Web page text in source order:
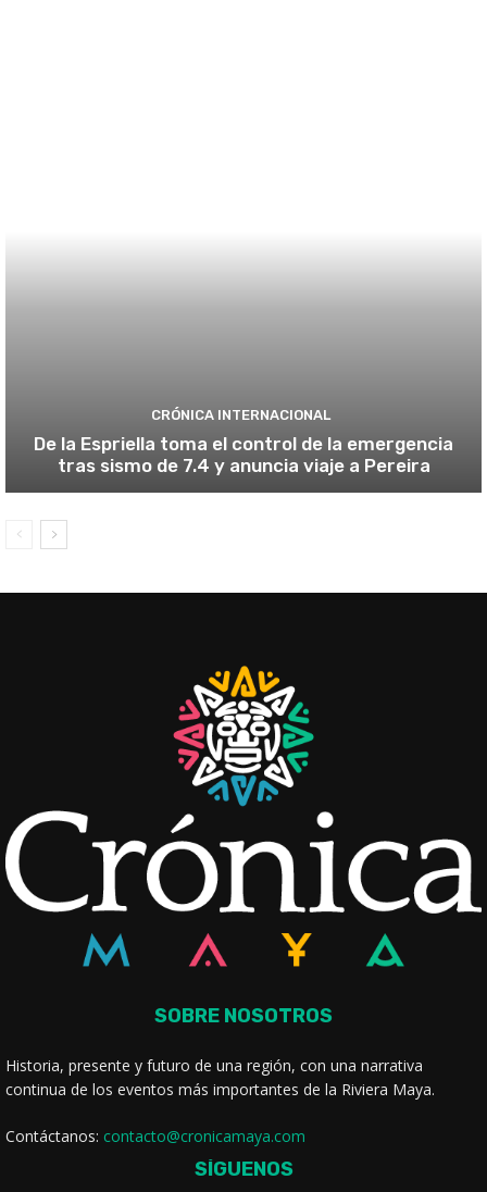
CRÓNICA INTERNACIONAL
De la Espriella toma el control de la emergencia
tras sismo de 7.4 y anuncia viaje a Pereira
SOBRE NOSOTROS
Historia, presente y futuro de una región, con una narrativa
continua de los eventos más importantes de la Riviera Maya.
Contáctanos: contacto@cronicamaya.com
SÍGUENOS